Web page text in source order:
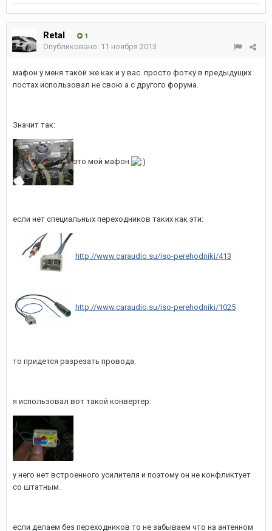
Retal 1
Опубликовано: 11 ноября 2013
мафон у меня такой же как и у вас. просто фотку в предыдущих
постах использовал не свою а с другого форума.
Значит так:
это мой мафон
если нет специальных переходников таких как эти:
http://www.caraudio.su/iso-perehodniki/413
http://www.caraudio.su/iso-perehodniki/1025
то придется разрезать провода.
я использовал вот такой конвертер:
у него нет встроенного усилителя и поэтому он не конфликтует
со штатным.
если делаем без переходников то не забываем что на антенном